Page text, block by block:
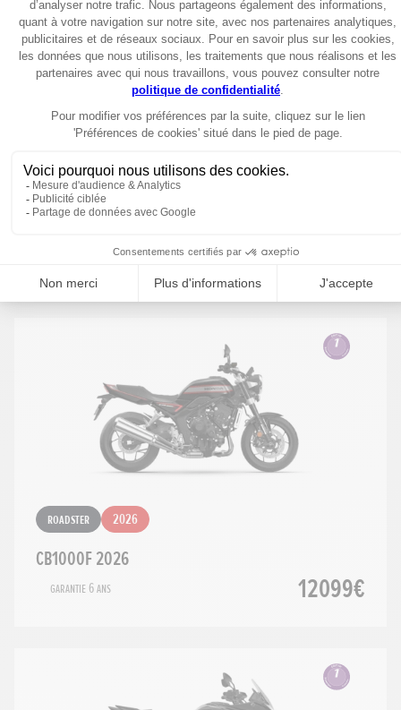
Roadster 2025
Roadster 2026
CB1000F 2026
Garantie 6 ans 12099€